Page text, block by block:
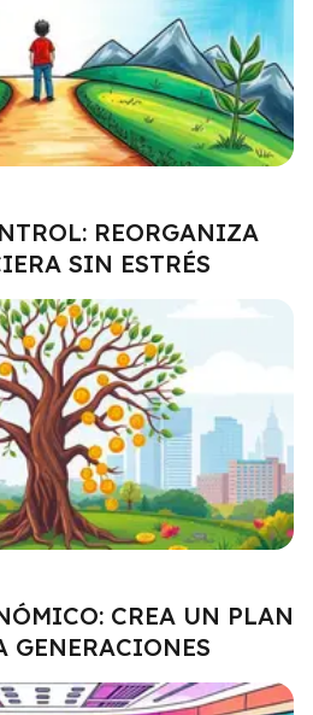
REORGANIZA
SIN ESTRÉS
CREA UN PLAN
GENERACIONES